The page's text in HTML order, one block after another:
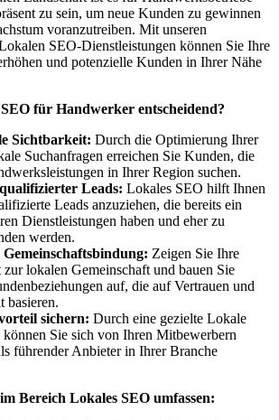
zu sein, um neue Kunden zu gewinnen
voranzutreiben. Mit unseren
SEO-Dienstleistungen können Sie Ihre
und potenzielle Kunden in Ihrer Nähe
für Handwerker entscheidend?
Sichtbarkeit: Durch die Optimierung Ihrer
Suchanfragen erreichen Sie Kunden, die
in Ihrer Region suchen.
Leads: Lokales SEO hilft Ihnen
Leads anzuziehen, die bereits ein
Dienstleistungen haben und eher zu
werden.
Zeigen Sie Ihre
zur lokalen Gemeinschaft und bauen Sie
auf, die auf Vertrauen und
basieren.
sichern: Durch eine gezielte Lokale
können Sie sich von Ihren Mitbewerbern
führender Anbieter in Ihrer Branche
Bereich Lokales SEO umfassen: